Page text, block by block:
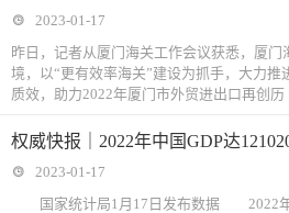
2023-01-17
昨日，记者从厦门海关工作会议获悉，厦
境，以“更有效率海关”建设为抓手，大力推
质效，助力2022年厦门市外贸进出口再创历
权威快报｜2022年中国GDP达
2023-01-17
国家统计局1月17日发布数据 2022年